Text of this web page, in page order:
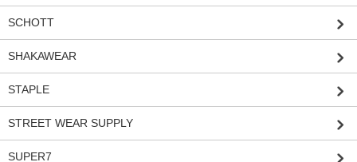
SCHOTT
SHAKAWEAR
STAPLE
STREET WEAR SUPPLY
SUPER7